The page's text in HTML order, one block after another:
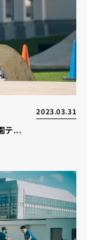
2023.03.31
テ...